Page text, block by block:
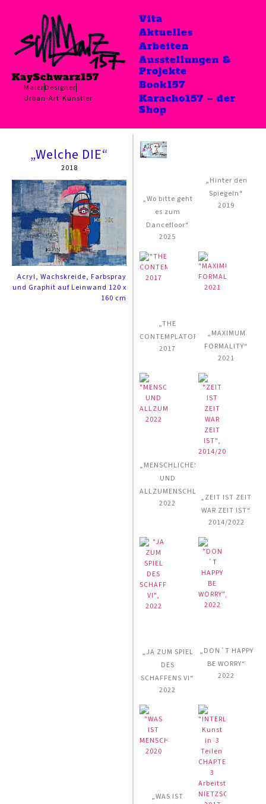
KaySchwarz157
MalerDesigner
Urban-Art-Künstler
Vita
Aktuelles
Arbeiten
Ausstellungen &
Projekte
Book157
Karacho157 – der
Shop
„Welche DIE“
2018
Acryl, Wachskreide, Farbspray
und Graphit auf Leinwand 120 x
160 cm
„Wo bitte geht
es zum
Dancefloor“
2025
„Hinter den
Spiegeln“
2019
„THE
CONTEMPLATOR“
2017
„MAXIMUM
FORMALITY“
2021
„MENSCHLICHES
UND
ALLZUMENSCHLICHES“
2022
„ZEIT IST ZEIT
WAR ZEIT IST“
2014/2022
„JA ZUM SPIEL
DES
SCHAFFENS VI“
2022
„DON´T HAPPY
BE WORRY“
2022
„WAS IST